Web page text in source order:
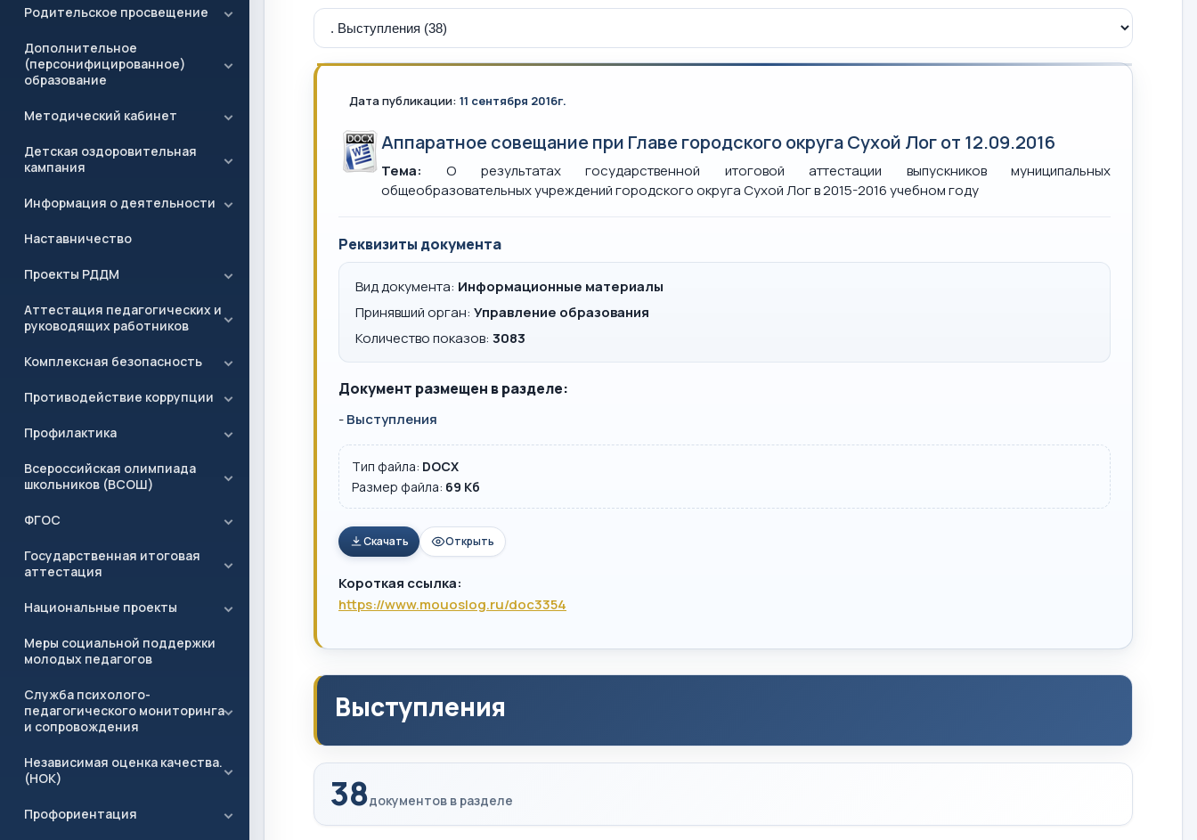
Родительское просвещение
Дополнительное
(персонифицированное)
образование
Методический кабинет
Детская оздоровительная
кампания
Информация о деятельности
Наставничество
Проекты РДДМ
Аттестация педагогических и
руководящих работников
Комплексная безопасность
Противодействие коррупции
Профилактика
Всероссийская олимпиада
школьников (ВСОШ)
ФГОС
Государственная итоговая
аттестация
Национальные проекты
Меры социальной поддержки
молодых педагогов
Служба психолого-
педагогического мониторинга
и сопровождения
Независимая оценка качества.
(НОК)
Профориентация
Дата публикации: 11 сентября 2016г.
Аппаратное совещание при Главе городского округа Сухой Лог от 12.09.2016
Тема: О результатах государственной итоговой аттестации выпускников муниципальных
общеобразовательных учреждений городского округа Сухой Лог в 2015-2016 учебном году
Реквизиты документа
Вид документа: Информационные материалы
Принявший орган: Управление образования
Количество показов: 3083
Документ размещен в разделе:
-Выступления
Тип файла: DOCX
Размер файла: 69 Кб
Скачать Открыть
Короткая ссылка:
https://www.mouoslog.ru/doc3354
Выступления
38документов в разделе